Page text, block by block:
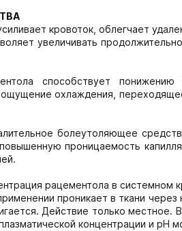
кровоток, облегчает
увеличивать
способствует
охлаждения,
болеутоляющее
проницаемость
рацементола в системном
проникает в ткани
Действие только местное.
концентрации и рН